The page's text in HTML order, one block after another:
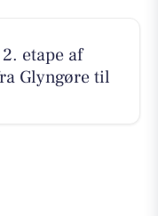
etape af
Glyngøre til